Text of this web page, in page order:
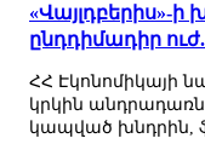
«Վայլդբերիս»-
ընդդիմադիր
ՀՀ Էկոնոմիկայի
կրկին
կապված խնդրին,